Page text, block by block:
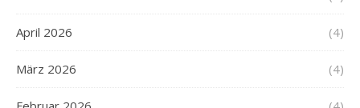
April 2026 (4)
März 2026 (4)